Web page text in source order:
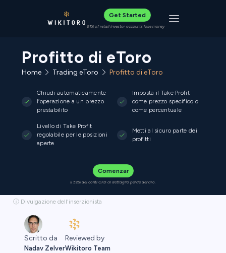
Get Started
61% of retail investor accounts lose money Toggle
Profitto di eToro
Home Trading eToro Profitto di eToro
Chiudi automaticamente
l’operazione a un prezzo
prestabilito
Imposta il Take Profit
come prezzo specifico o
come percentuale
Livello di Take Profit
regolabile per le posizioni
aperte
Metti al sicuro parte dei
profitti
Comenzar
Il 52% dei conti CFD al dettaglio perde denaro.
ⓘ Divulgazione dell'inserzionista
Scritto da
Nadav Zelver
Reviewed by
Wikitoro Team